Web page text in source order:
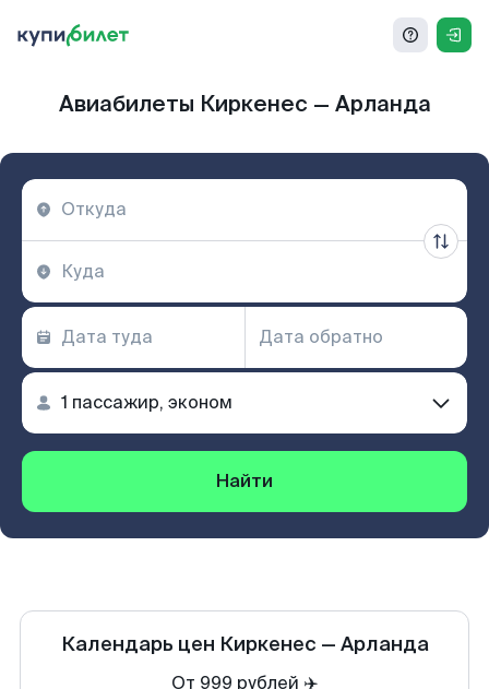
Авиабилеты Киркенеc — Арланда
Найти
Календарь цен Киркенеc — Арланда
От 999 рублей ✈️